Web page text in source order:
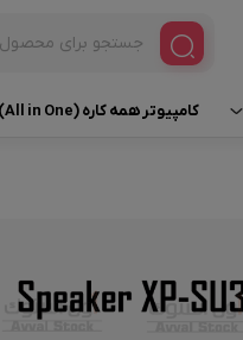
لپ تاپ استوک Lenovo
کامپیوتر همه کاره (All in One)